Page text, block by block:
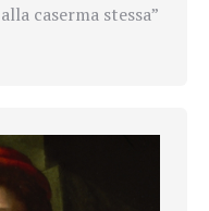
caserma stessa”